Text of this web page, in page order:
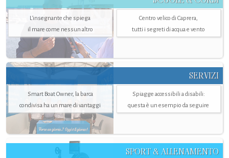
L'insegnante che spiega
il mare come nessun altro
Centro velico di Caprera,
tutti i segreti di acqua e vento
SERVIZI
Smart Boat Owner, la barca
condivisa ha un mare di vantaggi
Spiagge accessibili a disabili:
questa è un esempio da seguire
SPORT & ALLENAMENTO